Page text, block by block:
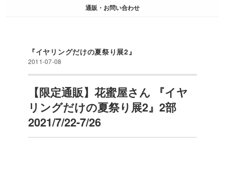
通販・お問い合わせ
『イヤリングだけの夏祭り展2』
2011-07-08
【限定通販】花蜜屋さん 『イヤ
リングだけの夏祭り展2』2部
2021/7/22-7/26